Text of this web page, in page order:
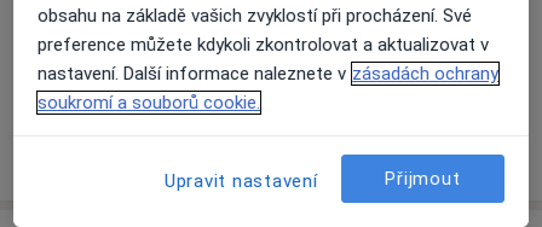
Detaily
obsahu na základě vašich zvyklostí při procházení. Své
preference můžete kdykoli zkontrolovat a aktualizovat v
nastavení. Další informace naleznete v zásadách ochrany
soukromí a souborů cookie.
Upravit nastavení Přijmout